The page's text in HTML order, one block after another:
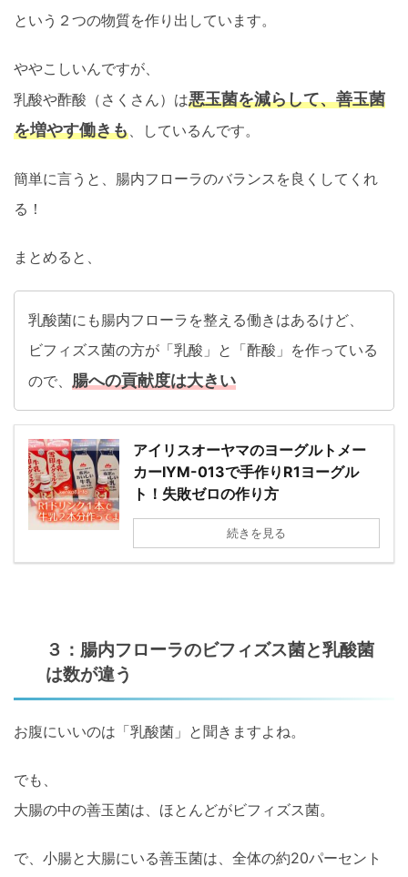
という２つの物質を作り出しています。
ややこしいんですが、
乳酸や酢酸（さくさん）は悪玉菌を減らして、善玉菌
を増やす働きも 、しているんです。
簡単に言うと、腸内フローラのバランスを良くしてくれ
る！
まとめると、
乳酸菌にも腸内フローラを整える働きはあるけど、
ビフィズス菌の方が「乳酸」と「酢酸」を作っている
ので、 腸への貢献度は大きい
アイリスオーヤマのヨーグルトメー
カーIYM-013で手作りR1ヨーグル
ト！失敗ゼロの作り方
続きを見る
３：腸内フローラのビフィズス菌と乳酸菌
は数が違う
お腹にいいのは「乳酸菌」と聞きますよね。
でも、
大腸の中の善玉菌は、ほとんどがビフィズス菌。
で、小腸と大腸にいる善玉菌は、全体の約20パーセント